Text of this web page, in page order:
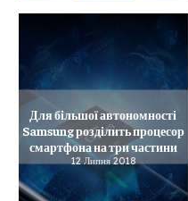
Для більшої автономності
Samsung розділить процесор
смартфона на три частини
12 Липня 2018